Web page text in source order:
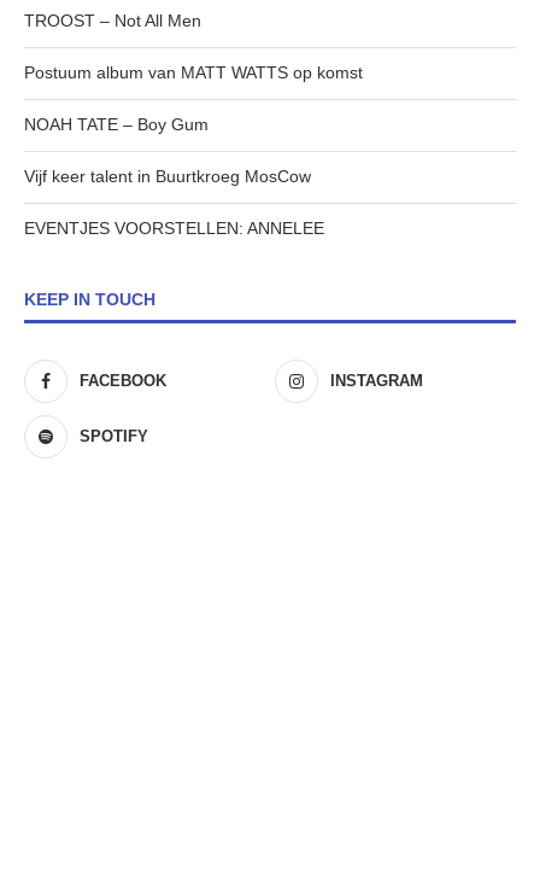
TROOST – Not All Men
Postuum album van MATT WATTS op komst
NOAH TATE – Boy Gum
Vijf keer talent in Buurtkroeg MosCow
EVENTJES VOORSTELLEN: ANNELEE
KEEP IN TOUCH
FACEBOOK INSTAGRAM
SPOTIFY